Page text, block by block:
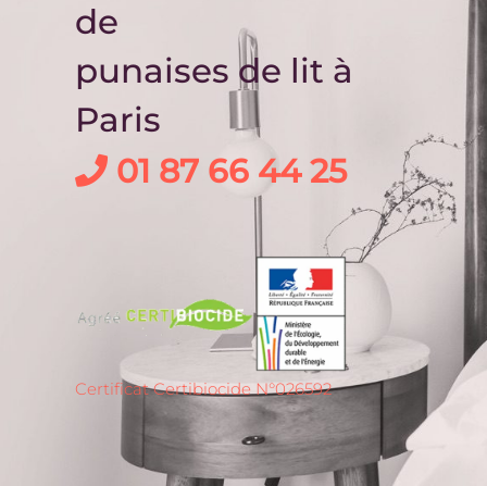
de
punaises de lit à
Paris
01 87 66 44 25
Certificat Certibiocide N°026592